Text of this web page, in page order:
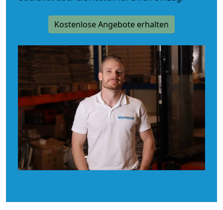
Kostenlose Angebote erhalten